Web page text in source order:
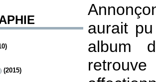
(2015)
aurait
album